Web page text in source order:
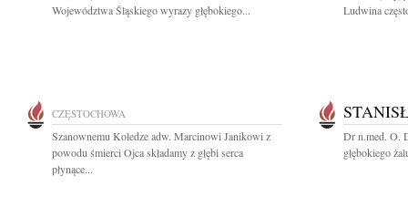
Województwa Śląskiego wyrazy głębokiego...
Ludwina
CZĘSTOCHOWA
Szanownemu Koledze adw. Marcinowi Janikowi z
powodu śmierci Ojca składamy z głębi serca
płynące...
Dr n.med. O.
głębokiego